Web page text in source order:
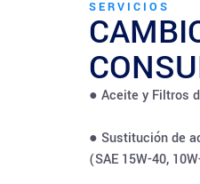
SERVICIOS
● Aceite y Filtros
● Sustitución de
(SAE 15W-40,